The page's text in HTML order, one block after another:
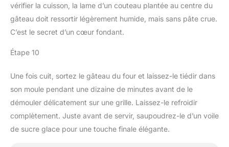
vérifier la cuisson, la lame d’un couteau plantée au centre du
gâteau doit ressortir légèrement humide, mais sans pâte crue.
C’est le secret d’un cœur fondant.
Étape 10
Une fois cuit, sortez le gâteau du four et laissez-le tiédir dans
son moule pendant une dizaine de minutes avant de le
démouler délicatement sur une grille. Laissez-le refroidir
complètement. Juste avant de servir, saupoudrez-le d’un voile
de sucre glace pour une touche finale élégante.